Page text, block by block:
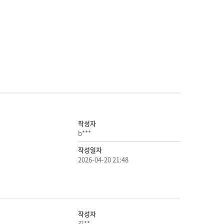
작성자
b***
작성일자
2026-04-20 21:48
작성자